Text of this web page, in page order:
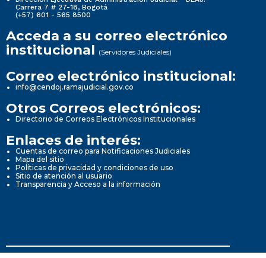
Carrera 7 # 27-18, Bogotá
(+57) 601 - 565 8500
Acceda a su correo electrónico
institucional (Servidores Judiciales)
Correo electrónico institucional:
info@cendoj.ramajudicial.gov.co
Otros Correos electrónicos:
Directorio de Correos Electrónicos Institucionales
Enlaces de interés:
Cuentas de correo para Notificaciones Judiciales
Mapa del sitio
Políticas de privacidad y condiciones de uso
Sitio de atención al usuario
Transparencia y Acceso a la información